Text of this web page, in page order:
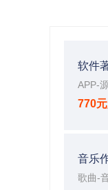
软件
APP-
770
音乐
歌曲-